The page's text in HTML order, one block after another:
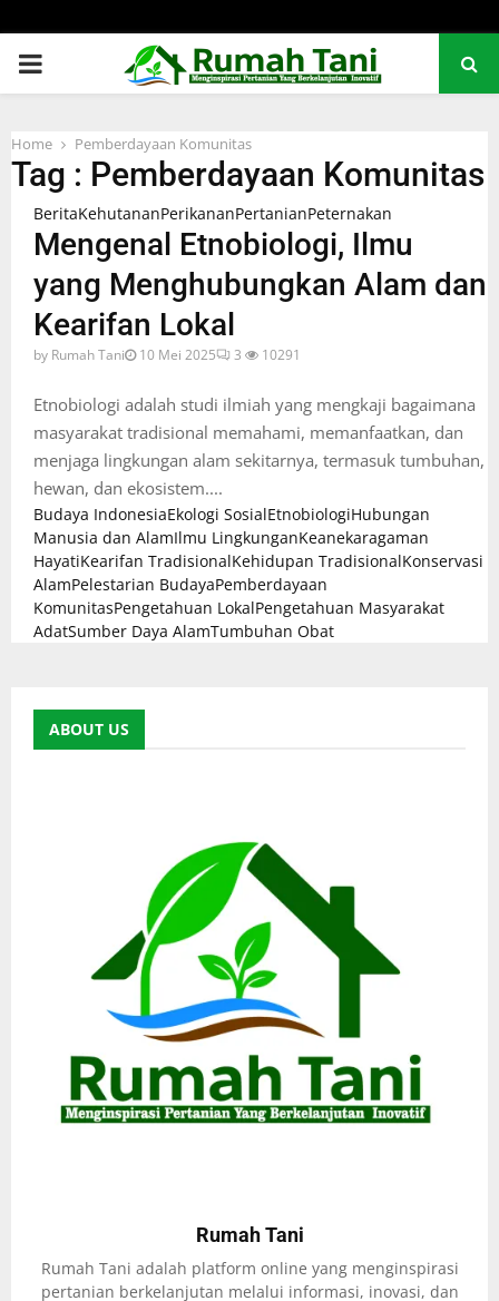
PRIMARY
Home Pemberdayaan Komunitas
Tag : Pemberdayaan Komunitas
BeritaKehutananPerikananPertanianPeternakan
Mengenal Etnobiologi, Ilmu
yang Menghubungkan Alam dan
Kearifan Lokal
by Rumah Tani 10 Mei 2025 3 10291
Etnobiologi adalah studi ilmiah yang mengkaji bagaimana
masyarakat tradisional memahami, memanfaatkan, dan
menjaga lingkungan alam sekitarnya, termasuk tumbuhan,
hewan, dan ekosistem....
Budaya IndonesiaEkologi SosialEtnobiologiHubungan
Manusia dan AlamIlmu LingkunganKeanekaragaman
HayatiKearifan TradisionalKehidupan TradisionalKonservasi
AlamPelestarian BudayaPemberdayaan
KomunitasPengetahuan LokalPengetahuan Masyarakat
AdatSumber Daya AlamTumbuhan Obat
ABOUT US
Rumah Tani
Rumah Tani adalah platform online yang menginspirasi
pertanian berkelanjutan melalui informasi, inovasi, dan